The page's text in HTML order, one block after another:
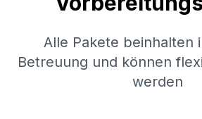
Alle Pakete beinhalten
Betreuung und können
werden